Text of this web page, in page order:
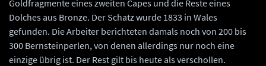
Goldfragmente eines zweiten Capes und die Reste eines
Dolches aus Bronze. Der Schatz wurde 1833 in Wales
gefunden. Die Arbeiter berichteten damals noch von 200 bis
300 Bernsteinperlen, von denen allerdings nur noch eine
einzige übrig ist. Der Rest gilt bis heute als verschollen.